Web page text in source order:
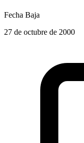
Fecha Baja
27 de octubre de 2000